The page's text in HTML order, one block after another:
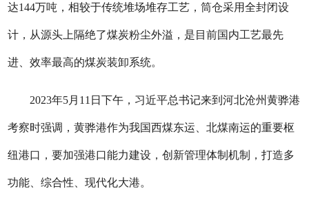
达144万吨，相较于传统堆场堆存工艺，筒仓采用全封闭设
计，从源头上隔绝了煤炭粉尘外溢，是目前国内工艺最先
进、效率最高的煤炭装卸系统。
2023年5月11日下午，习近平总书记来到河北沧州黄骅港
考察时强调，黄骅港作为我国西煤东运、北煤南运的重要枢
纽港口，要加强港口能力建设，创新管理体制机制，打造多
功能、综合性、现代化大港。